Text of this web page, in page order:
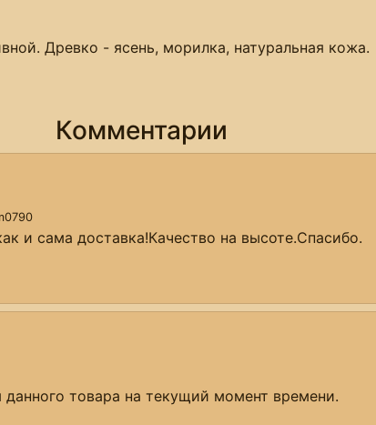
Древко - ясень, морилка, натуральная кожа.
Комментарии
и сама доставка!Качество на высоте.Спасибо.
данного товара на текущий момент времени.